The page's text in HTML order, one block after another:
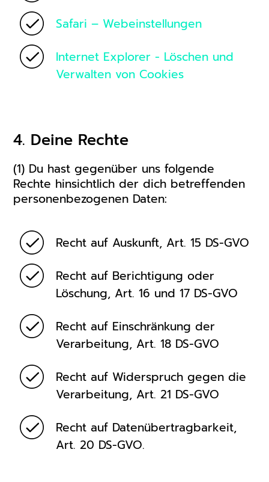
Safari – Webeinstellungen
Internet Explorer - Löschen und
Verwalten von Cookies
4. Deine Rechte
(1) Du hast gegenüber uns folgende
Rechte hinsichtlich der dich betreffenden
personenbezogenen Daten:
Recht auf Auskunft, Art. 15 DS-GVO
Recht auf Berichtigung oder
Löschung, Art. 16 und 17 DS-GVO
Recht auf Einschränkung der
Verarbeitung, Art. 18 DS-GVO
Recht auf Widerspruch gegen die
Verarbeitung, Art. 21 DS-GVO
Recht auf Datenübertragbarkeit,
Art. 20 DS-GVO.